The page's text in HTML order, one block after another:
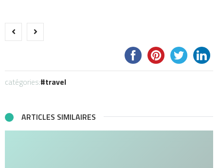
catégories: travel
ARTICLES SIMILAIRES